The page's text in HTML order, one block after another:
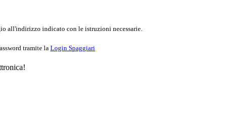
all'indirizzo indicato con le istruzioni necessarie.
tramite la Login Spaggiari